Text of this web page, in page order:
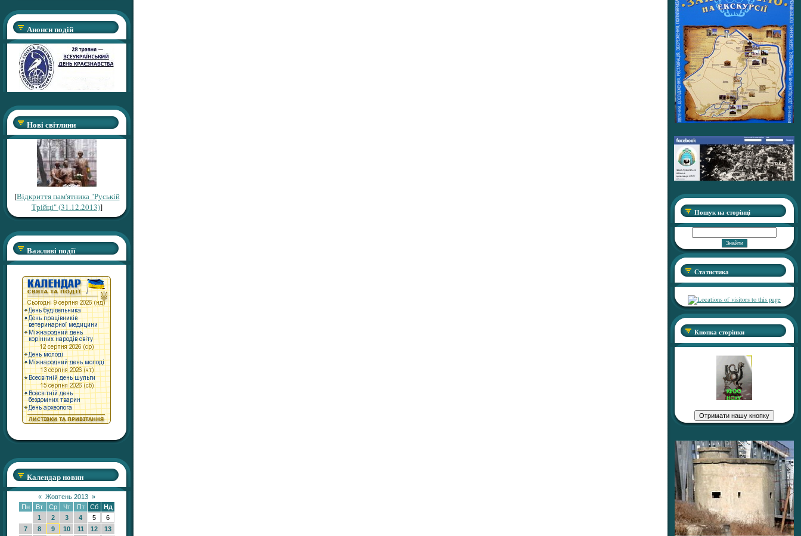
Анонси подій
Нові світлини
[Відкриття пам'ятника "Руській
Трійці" (31.12.2013)]
Важливі події
Календар новин
« Жовтень 2013 »
Пн
Вт Ср Чт Пт Сб
Нд
1
2 3 4 5
6
7
8 9 10 11 12
13
Пошук на сторінці
Статистика
Кнопка сторінки